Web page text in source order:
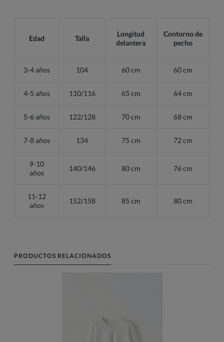
Edad Talla
Longitud
delantera
Contorno de
pecho
3-4 años 104 60 cm 60 cm
4-5 años 110/116 65 cm 64 cm
5-6 años 122/128 70 cm 68 cm
7-8 años 134 75 cm 72 cm
9-10
años
140/146 80 cm 76 cm
11-12
años
152/158 85 cm 80 cm
PRODUCTOS RELACIONADOS